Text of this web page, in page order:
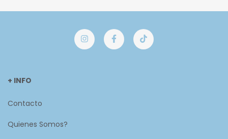
+ INFO
Contacto
Quienes Somos?